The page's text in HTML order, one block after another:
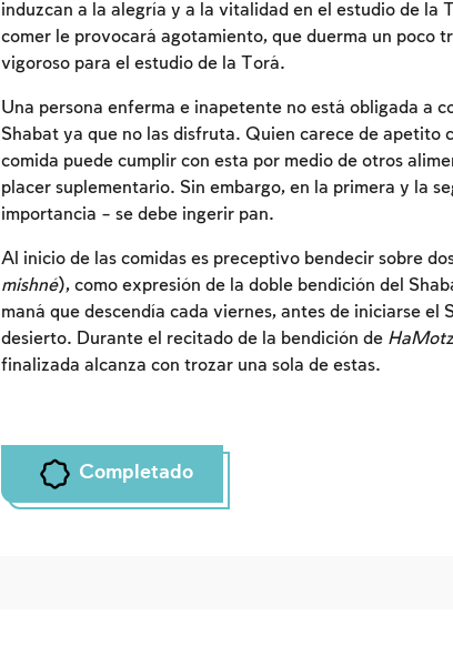
induzcan a la alegría y a la vitalidad en el estudio de la
comer le provocará agotamiento, que duerma un poco
vigoroso para el estudio de la Torá.
Una persona enferma e inapetente no está obligada a
Shabat ya que no las disfruta. Quien carece de apetito
comida puede cumplir con esta por medio de otros
placer suplementario. Sin embargo, en la primera y la
importancia – se debe ingerir pan.
Al inicio de las comidas es preceptivo bendecir sobre
mishné), como expresión de la doble bendición del
maná que descendía cada viernes, antes de iniciarse el
desierto. Durante el recitado de la bendición de
finalizada alcanza con trozar una sola de estas.
Completado
Para marcar lo estudiado debe
cuenta o inscribirse.
Inscripcion